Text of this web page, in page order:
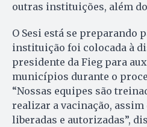
outras instituições, além
O Sesi está se preparando
instituição foi colocada à
presidente da Fieg para
municípios durante o
“Nossas equipes são
realizar a vacinação, assim
liberadas e autorizadas”,